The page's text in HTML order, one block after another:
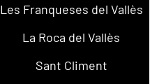
Les Franqueses del Vallès
La Roca del Vallès
Sant Climent